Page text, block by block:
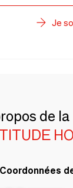
Je
de
Coordonnées